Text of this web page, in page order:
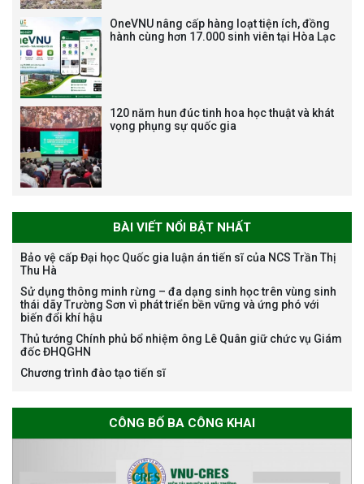
Bảo vệ luận án tiến sĩ của NCS
bổng Nagao tại Việt Nam năm
học 2026-2027
Thông báo về việc họp Tiểu
sơ chuyên môn cho các thí sinh
OneVNU nâng cấp hàng loạt tiện ích, đồng
hành cùng hơn 17.000 sinh viên tại Hòa Lạc
120 năm hun đúc tinh hoa học thuật và khát
vọng phụng sự quốc gia
BÀI VIẾT NỔI BẬT NHẤT
Bảo vệ cấp Đại học Quốc gia luận án tiến sĩ của NCS Trần Thị
Thu Hà
Sử dụng thông minh rừng – đa dạng sinh học trên vùng sinh
thái dãy Trường Sơn vì phát triển bền vững và ứng phó với
biến đổi khí hậu
Thủ tướng Chính phủ bổ nhiệm ông Lê Quân giữ chức vụ Giám
đốc ĐHQGHN
Chương trình đào tạo tiến sĩ
CÔNG BỐ BA CÔNG KHAI